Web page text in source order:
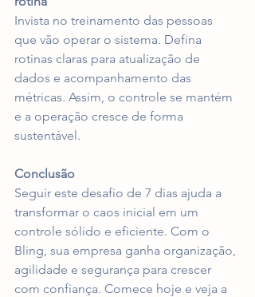
Invista no treinamento das pessoas
que vão operar o sistema. Defina
rotinas claras para atualização de
dados e acompanhamento das
métricas. Assim, o controle se mantém
e a operação cresce de forma
sustentável.
Conclusão
Seguir este desafio de 7 dias ajuda a
transformar o caos inicial em um
controle sólido e eficiente. Com o
Bling, sua empresa ganha organização,
agilidade e segurança para crescer
com confiança. Comece hoje e veja a